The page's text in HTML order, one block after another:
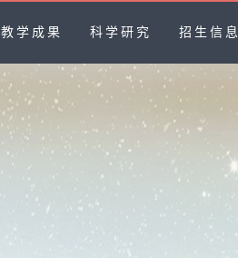
教学成果 科学研究 招生信息